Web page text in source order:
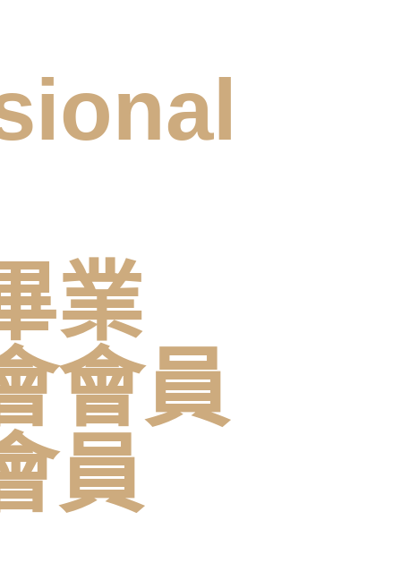
業
會員
員